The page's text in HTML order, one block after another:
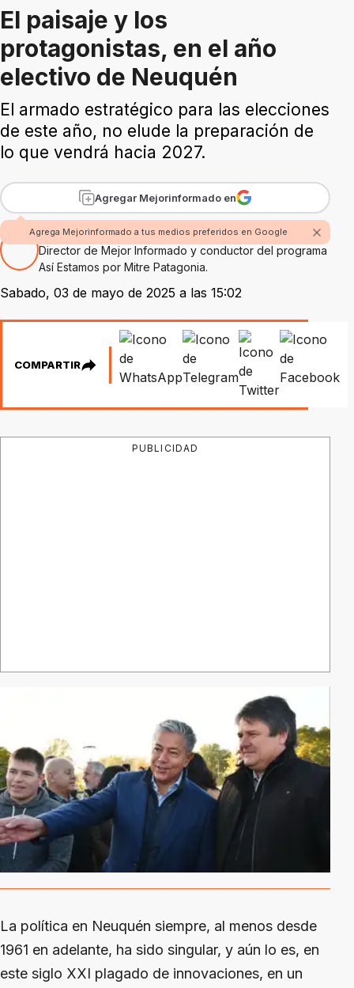
El paisaje y los
protagonistas, en el año
electivo de Neuquén
El armado estratégico para las elecciones
de este año, no elude la preparación de
lo que vendrá hacia 2027.
Agregar Mejorinformado en
Agrega Mejorinformado a tus medios preferidos en Google
Por Rubén Boggi
Director de Mejor Informado y conductor del programa
Así Estamos por Mitre Patagonia.
Sabado, 03 de mayo de 2025 a las 15:02
COMPARTIR
PUBLICIDAD
La política en Neuquén siempre, al menos desde
1961 en adelante, ha sido singular, y aún lo es, en
este siglo XXI plagado de innovaciones, en un